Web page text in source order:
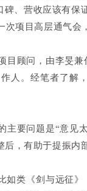
、营收应该有
项目高层通气会
目顾问，由李旻
人。经笔者了解
主要问题是“意见
，有助于提振内
如类《剑与远征